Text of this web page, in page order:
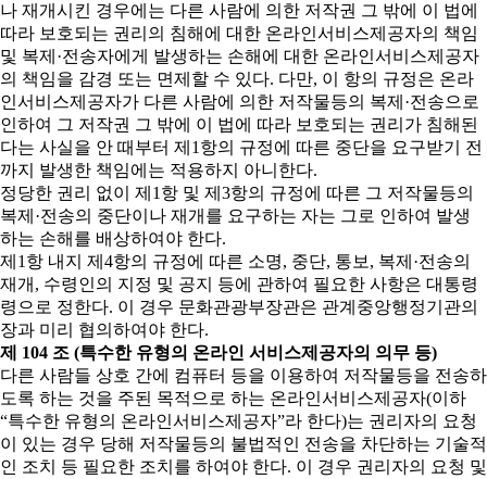
나 재개시킨 경우에는 다른 사람에 의한 저작권 그 밖에 이 법에
따라 보호되는 권리의 침해에 대한 온라인서비스제공자의 책임
및 복제·전송자에게 발생하는 손해에 대한 온라인서비스제공자
의 책임을 감경 또는 면제할 수 있다. 다만, 이 항의 규정은 온라
인서비스제공자가 다른 사람에 의한 저작물등의 복제·전송으로
인하여 그 저작권 그 밖에 이 법에 따라 보호되는 권리가 침해된
다는 사실을 안 때부터 제1항의 규정에 따른 중단을 요구받기 전
까지 발생한 책임에는 적용하지 아니한다.
정당한 권리 없이 제1항 및 제3항의 규정에 따른 그 저작물등의
복제·전송의 중단이나 재개를 요구하는 자는 그로 인하여 발생
하는 손해를 배상하여야 한다.
제1항 내지 제4항의 규정에 따른 소명, 중단, 통보, 복제·전송의
재개, 수령인의 지정 및 공지 등에 관하여 필요한 사항은 대통령
령으로 정한다. 이 경우 문화관광부장관은 관계중앙행정기관의
장과 미리 협의하여야 한다.
제 104 조 (특수한 유형의 온라인 서비스제공자의 의무 등)
다른 사람들 상호 간에 컴퓨터 등을 이용하여 저작물등을 전송하
도록 하는 것을 주된 목적으로 하는 온라인서비스제공자(이하
“특수한 유형의 온라인서비스제공자”라 한다)는 권리자의 요청
이 있는 경우 당해 저작물등의 불법적인 전송을 차단하는 기술적
인 조치 등 필요한 조치를 하여야 한다. 이 경우 권리자의 요청 및